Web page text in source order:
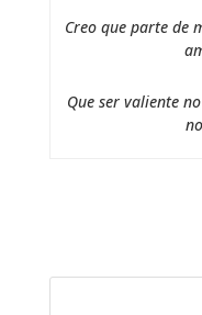
Creo que parte de
Que ser valiente